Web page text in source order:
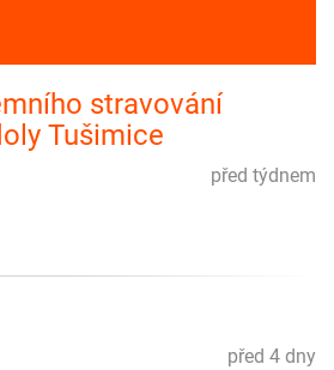
stravování
Tušimice
před týdnem
před 4 dny